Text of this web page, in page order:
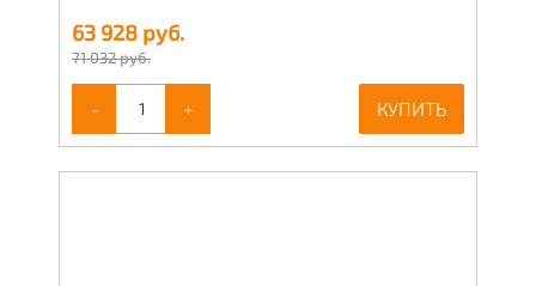
63 928 руб.
71 032 руб.
- + КУПИТЬ